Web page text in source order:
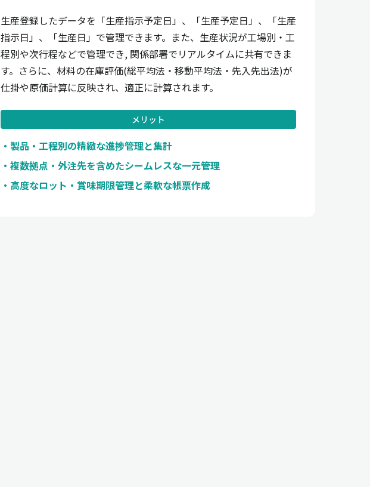
生産登録したデータを「生産指示予定日」、「生産予定日」、「生産
指示日」、「生産日」で管理できます。また、生産状況が工場別・工
程別や次行程などで管理でき, 関係部署でリアルタイムに共有できま
す。さらに、材料の在庫評価(総平均法・移動平均法・先入先出法)が
仕掛や原価計算に反映され、適正に計算されます。
メリット
製品・工程別の精緻な進捗管理と集計
複数拠点・外注先を含めたシームレスな一元管理
高度なロット・賞味期限管理と柔軟な帳票作成